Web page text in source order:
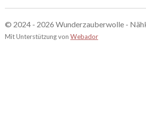
© 2024 - 2026 Wunderzauberwolle -
Mit Unterstützung von Webador